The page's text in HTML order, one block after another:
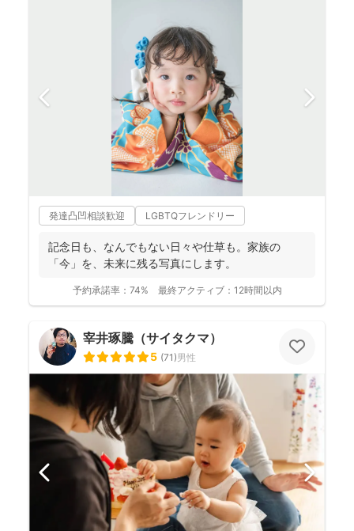
発達凸凹相談歓迎 LGBTQフレンドリー
記念日も、なんでもない日々や仕草も。家族の
「今」を、未来に残る写真にします。
予約承諾率： 74% 最終アクティブ： 12時間以内
宰井琢騰（サイタクマ）
5 (71)男性